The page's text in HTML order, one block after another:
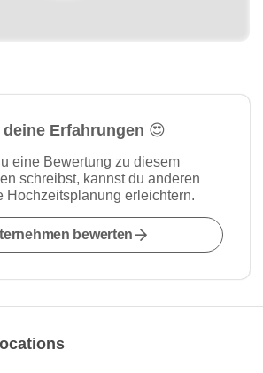
deine Erfahrungen 😍
eine Bewertung zu diesem
schreibst, kannst du anderen
Hochzeitsplanung erleichtern.
bewerten